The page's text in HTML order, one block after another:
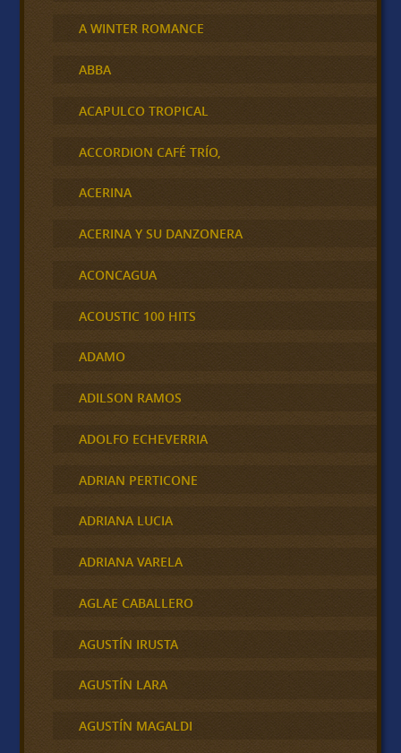
A WINTER ROMANCE
ABBA
ACAPULCO TROPICAL
ACCORDION CAFÉ TRÍO,
ACERINA
ACERINA Y SU DANZONERA
ACONCAGUA
ACOUSTIC 100 HITS
ADAMO
ADILSON RAMOS
ADOLFO ECHEVERRIA
ADRIAN PERTICONE
ADRIANA LUCIA
ADRIANA VARELA
AGLAE CABALLERO
AGUSTÍN IRUSTA
AGUSTÍN LARA
AGUSTÍN MAGALDI